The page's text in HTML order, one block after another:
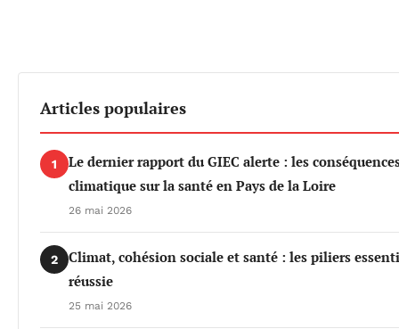
Articles populaires
1
Le dernier rapport du GIEC alerte : les
climatique sur la santé en Pays de la Loire
26 mai 2026
2
Climat, cohésion sociale et santé : les piliers
réussie
25 mai 2026